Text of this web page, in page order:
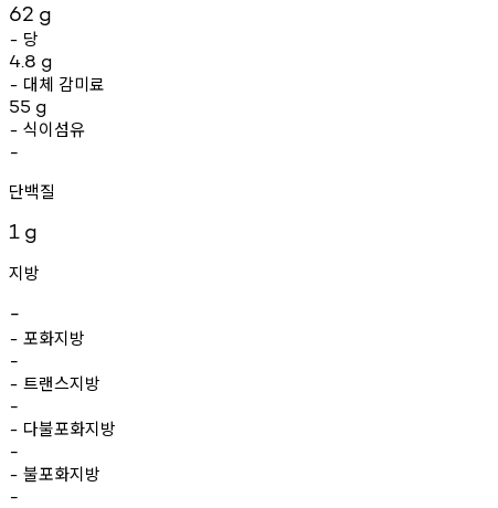
62 g
- 당
4.8 g
- 대체 감미료
55 g
- 식이섬유
-
단백질
1 g
지방
-
- 포화지방
-
- 트랜스지방
-
- 다불포화지방
-
- 불포화지방
-